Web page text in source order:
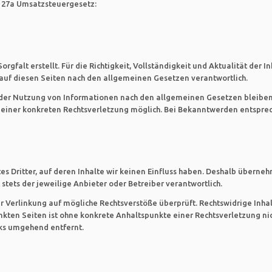
Umsatzsteuergesetz:
erstellt. Für die Richtigkeit, Vollständigkeit und Aktualität der
diesen Seiten nach den allgemeinen Gesetzen verantwortlich.
Nutzung von Informationen nach den allgemeinen Gesetzen
konkreten Rechtsverletzung möglich. Bei Bekanntwerden
Dritter, auf deren Inhalte wir keinen Einfluss haben. Deshalb
der jeweilige Anbieter oder Betreiber verantwortlich.
auf mögliche Rechtsverstöße überprüft. Rechtswidrige
Seiten ist ohne konkrete Anhaltspunkte einer Rechtsverletzung
umgehend entfernt.